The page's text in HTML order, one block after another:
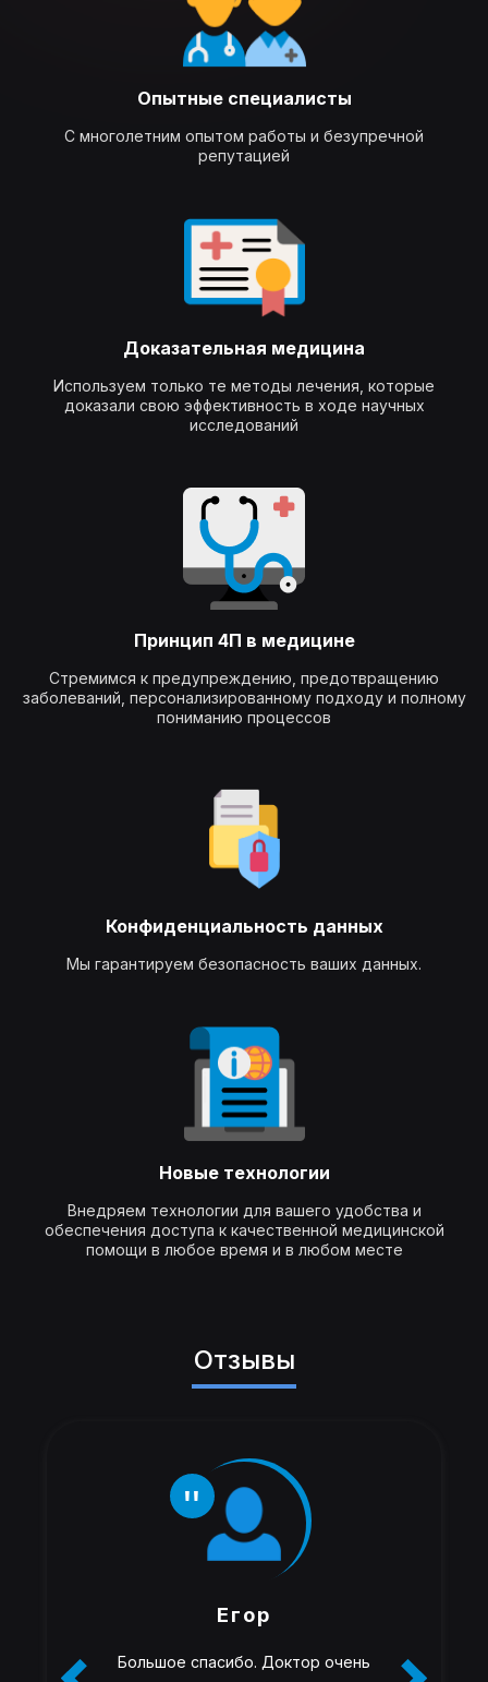
Опытные специалисты
С многолетним опытом работы и безупречной
репутацией
Доказательная медицина
Используем только те методы лечения, которые
доказали свою эффективность в ходе научных
исследований
Принцип 4П в медицине
Стремимся к предупреждению, предотвращению
заболеваний, персонализированному подходу и полному
пониманию процессов
Конфиденциальность данных
Мы гарантируем безопасность ваших данных.
Новые технологии
Внедряем технологии для вашего удобства и
обеспечения доступа к качественной медицинской
помощи в любое время и в любом месте
Отзывы
Егор
Большое спасибо. Доктор очень